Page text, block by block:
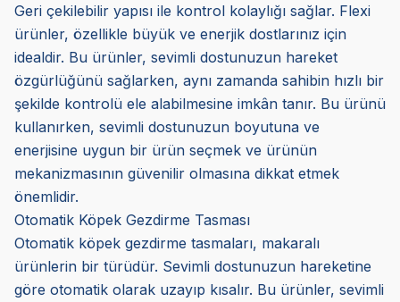
Geri çekilebilir yapısı ile kontrol kolaylığı sağlar. Flexi
ürünler, özellikle büyük ve enerjik dostlarınız için
idealdir. Bu ürünler, sevimli dostunuzun hareket
özgürlüğünü sağlarken, aynı zamanda sahibin hızlı bir
şekilde kontrolü ele alabilmesine imkân tanır. Bu ürünü
kullanırken, sevimli dostunuzun boyutuna ve
enerjisine uygun bir ürün seçmek ve ürünün
mekanizmasının güvenilir olmasına dikkat etmek
önemlidir.
Otomatik Köpek Gezdirme Tasması
Otomatik köpek gezdirme tasmaları, makaralı
ürünlerin bir türüdür. Sevimli dostunuzun hareketine
göre otomatik olarak uzayıp kısalır. Bu ürünler, sevimli